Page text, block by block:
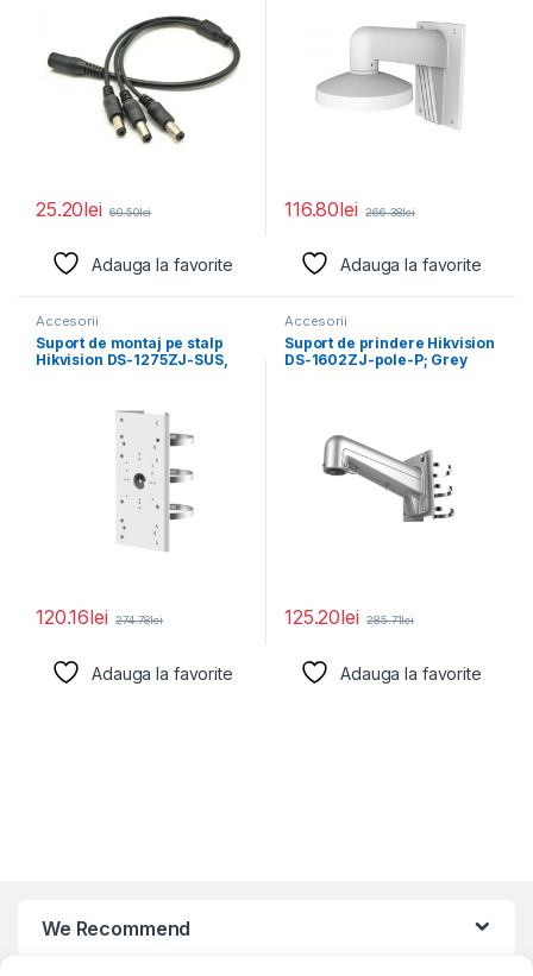
25.20lei 60.50lei
Adauga la favorite
116.80lei 266.38lei
Adauga la favorite
Accesorii
Suport de montaj pe stalp
Hikvision DS-1275ZJ-SUS,
120.16lei 274.78lei
Adauga la favorite
Accesorii
Suport de prindere Hikvision
DS-1602ZJ-pole-P; Grey
125.20lei 285.71lei
Adauga la favorite
We Recommend